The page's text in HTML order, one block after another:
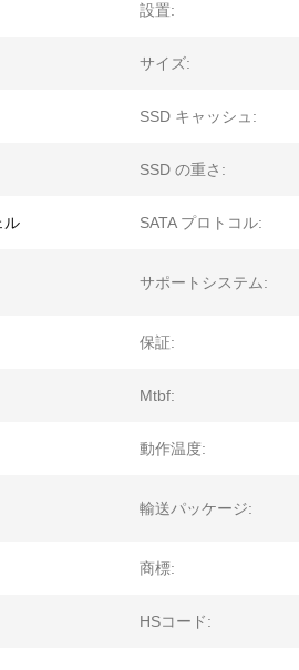
設置:
サイズ:
SSD キャッシュ:
SSD の重さ:
ル SATA プロトコル:
サポートシステム:
保証:
Mtbf:
動作温度:
輸送パッケージ:
商標:
HSコード: